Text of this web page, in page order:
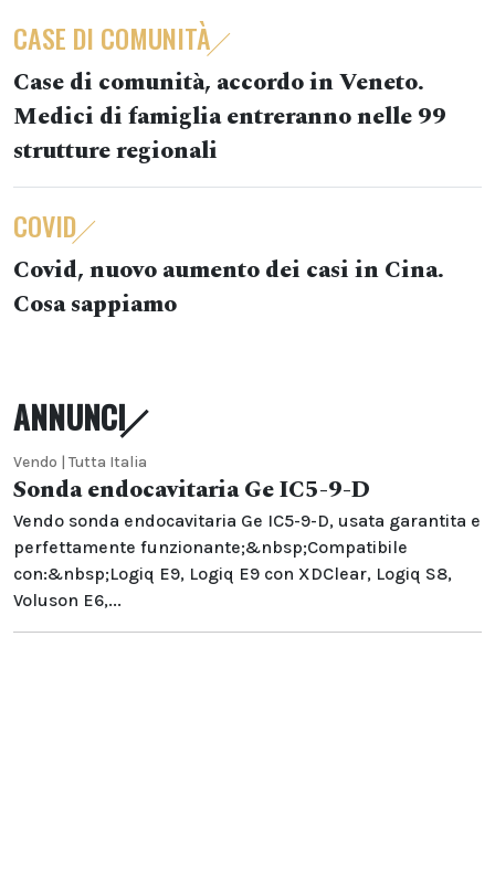
CASE DI COMUNITÀ
Case di comunità, accordo in Veneto.
Medici di famiglia entreranno nelle 99
strutture regionali
COVID
Covid, nuovo aumento dei casi in Cina.
Cosa sappiamo
ANNUNCI
Vendo | Tutta Italia
Sonda endocavitaria Ge IC5-9-D
Vendo sonda endocavitaria Ge IC5-9-D, usata garantita e
perfettamente funzionante;&nbsp;Compatibile
con:&nbsp;Logiq E9, Logiq E9 con XDClear, Logiq S8,
Voluson E6,...